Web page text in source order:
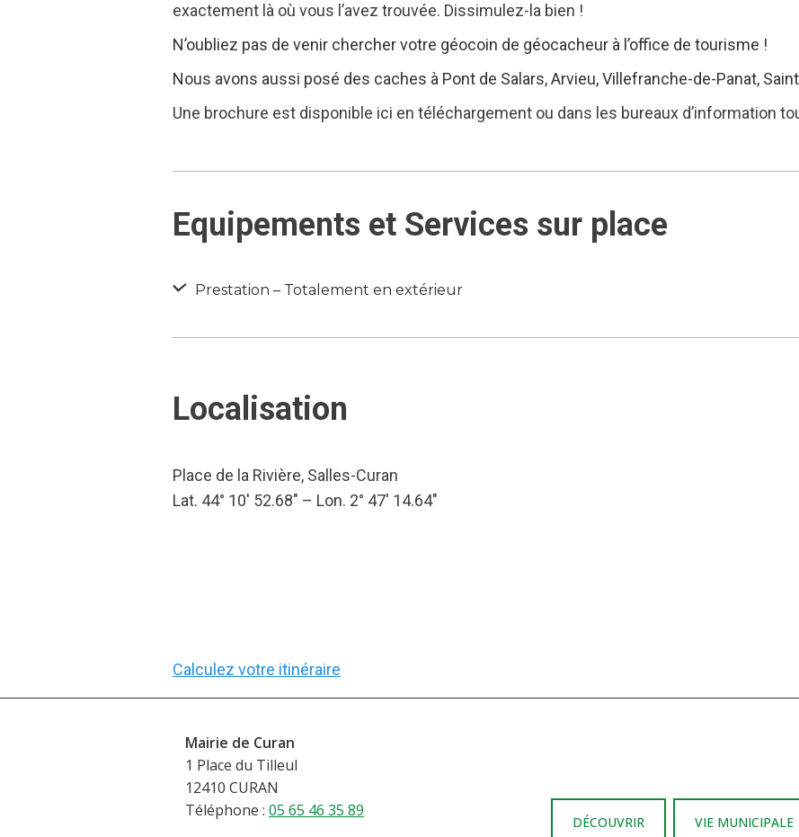
exactement là où vous l’avez trouvée. Dissimulez-la bien !
N’oubliez pas de venir chercher votre géocoin de géocacheur à l’office de tourisme !
Nous avons aussi posé des caches à Pont de Salars, Arvieu, Villefranche-de-Panat,
Une brochure est disponible ici en téléchargement ou dans les bureaux d’information
Equipements et Services sur place
Prestation – Totalement en extérieur
Localisation
Place de la Rivière, Salles-Curan
Lat. 44° 10′ 52.68″ – Lon. 2° 47′ 14.64″
Calculez votre itinéraire
Mairie de Curan
1 Place du Tilleul
12410 CURAN
Téléphone : 05 65 46 35 89
DÉCOUVRIR VIE MUNICIPALE